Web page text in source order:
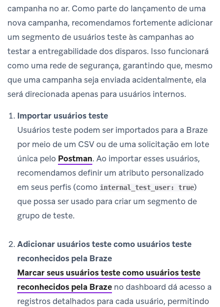
campanha no ar. Como parte do lançamento de uma
nova campanha, recomendamos fortemente adicionar
um segmento de usuários teste às campanhas ao
testar a entregabilidade dos disparos. Isso funcionará
como uma rede de segurança, garantindo que, mesmo
que uma campanha seja enviada acidentalmente, ela
será direcionada apenas para usuários internos.
Importar usuários teste
Usuários teste podem ser importados para a Braze
por meio de um CSV ou de uma solicitação em lote
única pelo Postman. Ao importar esses usuários,
recomendamos definir um atributo personalizado
em seus perfis (como internal_test_user: true)
que possa ser usado para criar um segmento de
grupo de teste.
Adicionar usuários teste como usuários teste
reconhecidos pela Braze
Marcar seus usuários teste como usuários teste
reconhecidos pela Braze no dashboard dá acesso a
registros detalhados para cada usuário, permitindo